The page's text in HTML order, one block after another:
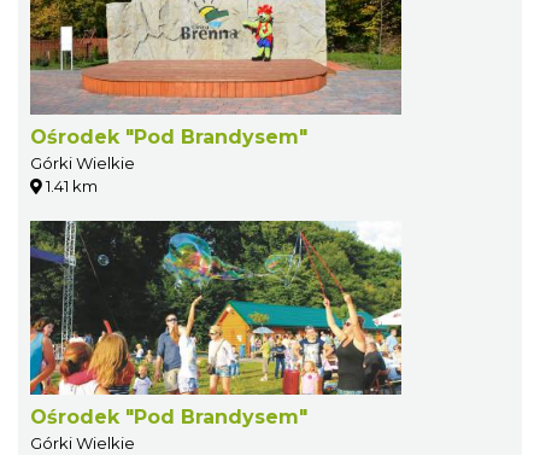
Ośrodek "Pod Brandysem"
Górki Wielkie
1.41 km
Ośrodek "Pod Brandysem"
Górki Wielkie